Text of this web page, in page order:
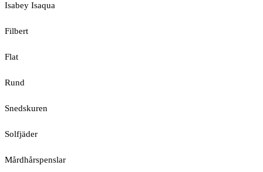
Isabey Isaqua
Filbert
Flat
Rund
Snedskuren
Solfjäder
Mårdhårspenslar